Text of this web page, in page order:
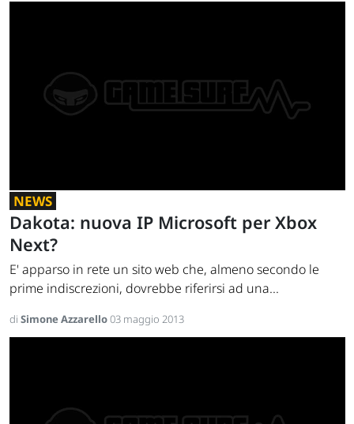
NEWS
Dakota: nuova IP Microsoft per Xbox
Next?
E' apparso in rete un sito web che, almeno secondo le
prime indiscrezioni, dovrebbe riferirsi ad una...
di Simone Azzarello03 maggio 2013